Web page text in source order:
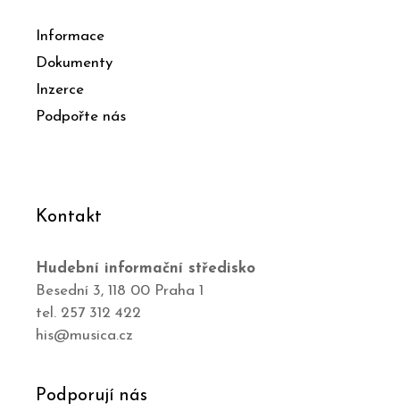
Informace
Dokumenty
Inzerce
Podpořte nás
Kontakt
Hudební informační středisko
Besední 3, 118 00 Praha 1
tel. 257 312 422
his@musica.cz
Podporují nás